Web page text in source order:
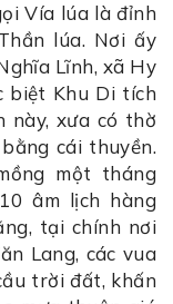
Vía lúa là đỉnh
lúa. Nơi ấy
Lĩnh, xã Hy
biệt Khu Di tích
này, xưa có thờ
cái thuyền.
một tháng
âm lịch hàng
tại chính nơi
Lang, các vua
trời đất, khấn